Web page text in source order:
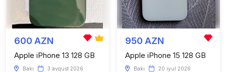
600 AZN
Apple iPhone 13 128 GB
Bakı 3 avqust 2026
950 AZN
Apple iPhone 15 128 GB
Bakı 20 iyul 2026